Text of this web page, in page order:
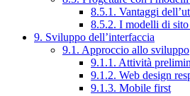
8.5.1. Vantaggi
8.5.2. I modelli di
9. Sviluppo dell’interfaccia
9.1. Approccio allo sviluppo
9.1.1. Attività
9.1.2. Web design
9.1.3. Mobile first